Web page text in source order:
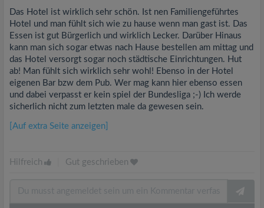
Das Hotel ist wirklich sehr schön. Ist nen Familiengeführtes
Hotel und man fühlt sich wie zu hause wenn man gast ist. Das
Essen ist gut Bürgerlich und wirklich Lecker. Darüber Hinaus
kann man sich sogar etwas nach Hause bestellen am mittag und
das Hotel versorgt sogar noch städtische Einrichtungen. Hut
ab! Man fühlt sich wirklich sehr wohl! Ebenso in der Hotel
eigenen Bar bzw dem Pub. Wer mag kann hier ebenso essen
und dabei verpasst er kein spiel der Bundesliga ;-) Ich werde
sicherlich nicht zum letzten male da gewesen sein.
[Auf extra Seite anzeigen]
Hilfreich Gut geschrieben